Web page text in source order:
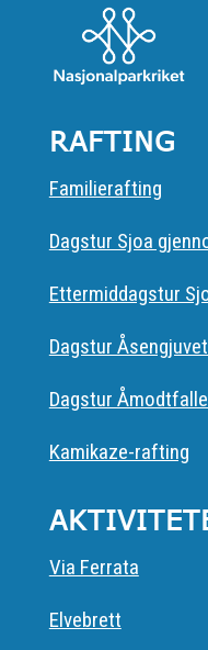
RAFTING
Familierafting
Dagstur Sjoa
Ettermiddagstur
Dagstur
Dagstur
Kamikaze-rafting
Via Ferrata
Elvebrett